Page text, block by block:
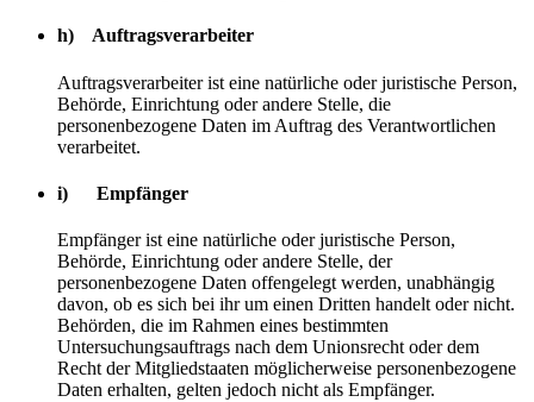
h) Auftragsverarbeiter
Auftragsverarbeiter ist eine natürliche oder juristische Person,
Behörde, Einrichtung oder andere Stelle, die
personenbezogene Daten im Auftrag des Verantwortlichen
verarbeitet.
i) Empfänger
Empfänger ist eine natürliche oder juristische Person,
Behörde, Einrichtung oder andere Stelle, der
personenbezogene Daten offengelegt werden, unabhängig
davon, ob es sich bei ihr um einen Dritten handelt oder nicht.
Behörden, die im Rahmen eines bestimmten
Untersuchungsauftrags nach dem Unionsrecht oder dem
Recht der Mitgliedstaaten möglicherweise personenbezogene
Daten erhalten, gelten jedoch nicht als Empfänger.